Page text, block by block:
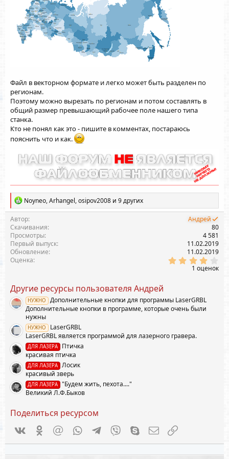
Файл в векторном формате и легко может быть разделен по
регионам.
Поэтому можно вырезать по регионам и потом составлять в
общий размер превышающий рабочее поле нашего типа
станка.
Кто не понял как это - пишите в комментах, постараюсь
пояснить что и как.
Р
е
а
к
ц
и
и
:
Noyneo,Arhangel,osipov2008 и 9 других
Автор
Андрей
Скачивания
80
Просмотры
4 581
Первый выпуск
11.02.2019
Обновление
11.02.2019
Оценка
.
1 оценок
Другие ресурсы пользователя Андрей
НУЖНО
Дополнительные кнопки для программы LaserGRBL
Дополнительные кнопки в программе, которые очень были
нужны
НУЖНО
LaserGRBL
LaserGRBL является программой для лазерного гравера.
ДЛЯ ЛАЗЕРА
Птичка
красивая птичка
ДЛЯ ЛАЗЕРА
Лосик
красивый зверь
ДЛЯ ЛАЗЕРА
"Будем жить, пехота...."
Великий Л.Ф.Быков
Поделиться ресурсом
VkontakteOdnoklassniki
Mail.ru WhatsAppTelegramViber Skype Электронная почта